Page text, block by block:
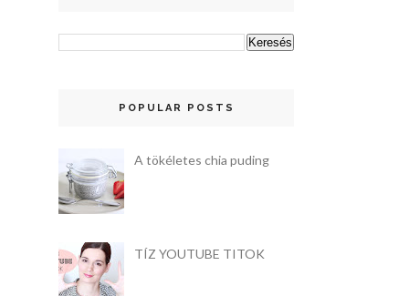
POPULAR POSTS
A tökéletes chia puding
TÍZ YOUTUBE TITOK